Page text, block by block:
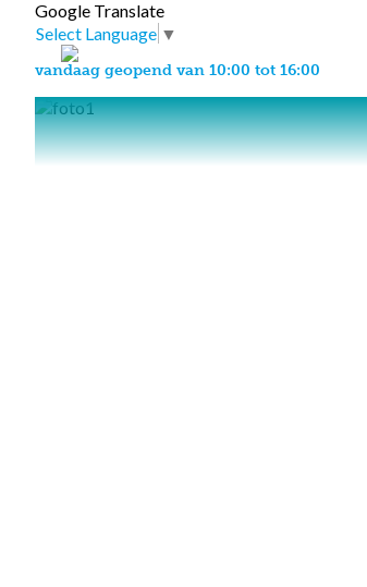
Google Translate
Select Language ▼
vandaag geopend van 10:00 tot 16:00